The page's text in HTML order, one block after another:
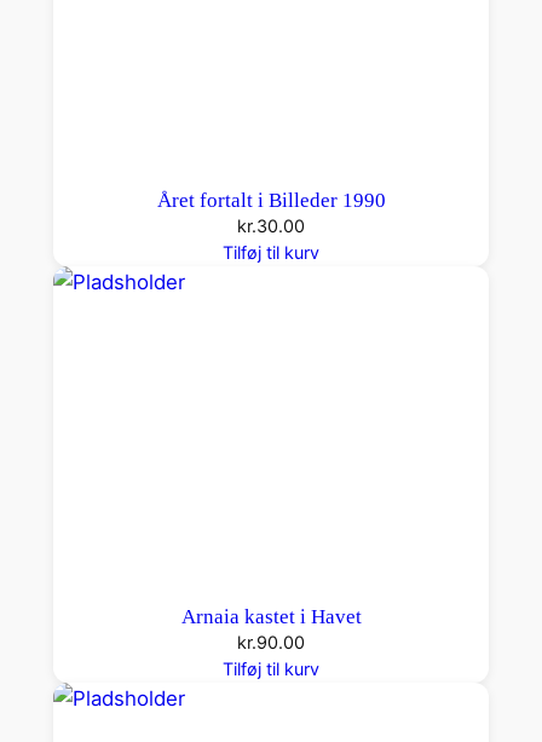
Året fortalt i Billeder 1990
kr.30.00
Tilføj til kurv
Arnaia kastet i Havet
kr.90.00
Tilføj til kurv